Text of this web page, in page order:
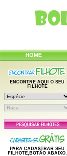
HOME
ENCONTRE AQUI O SEU
FILHOTE
PARA CADASTRAR SEU
FILHOTE,BOTÃO ABAIXO.